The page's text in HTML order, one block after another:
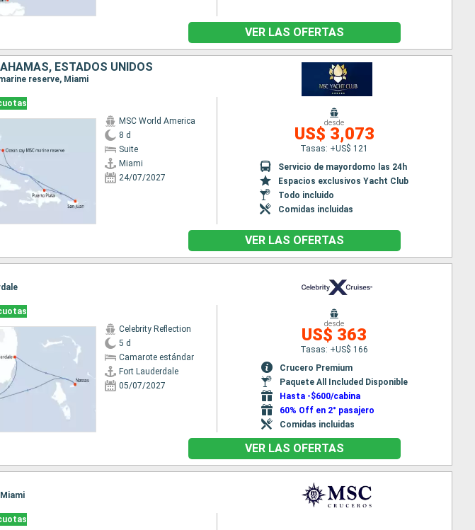
VER LAS OFERTAS
ESTADOS UNIDOS
reserve, Miami
MSC World America
8 d
Suite
Miami
24/07/2027
desde
US$ 3,073
Tasas: +US$ 121
Servicio de mayordomo las 24h
Espacios exclusivos Yacht Club
Todo incluido
Comidas incluidas
VER LAS OFERTAS
Celebrity Reflection
5 d
Camarote estándar
Fort Lauderdale
05/07/2027
desde
US$ 363
Tasas: +US$ 166
Crucero Premium
Paquete All Included Disponible
Hasta -$600/cabina
60% Off en 2° pasajero
Comidas incluidas
VER LAS OFERTAS